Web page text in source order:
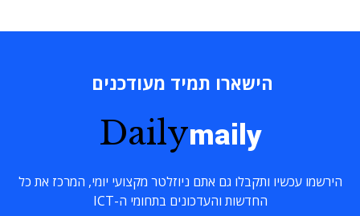
הישארו תמיד מעודכנים
Dailymaily
הירשמו עכשיו ותקבלו גם אתם ניוזלטר מקצועי יומי, המרכז את כל
החדשות והעדכונים בתחומי ה-ICT